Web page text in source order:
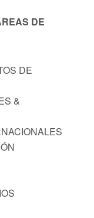
DE
DE
&